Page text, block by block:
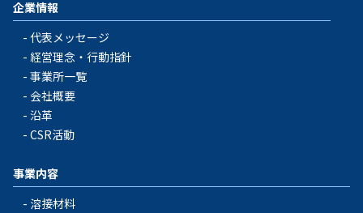
企業情報
代表メッセージ
経営理念・行動指針
事業所一覧
会社概要
沿革
CSR活動
事業内容
溶接材料